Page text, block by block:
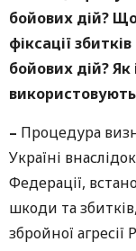
бойових дій?
фіксації збитків
бойових дій?
– Процедура
Україні
Федерації,
шкоди та
збройної агресії